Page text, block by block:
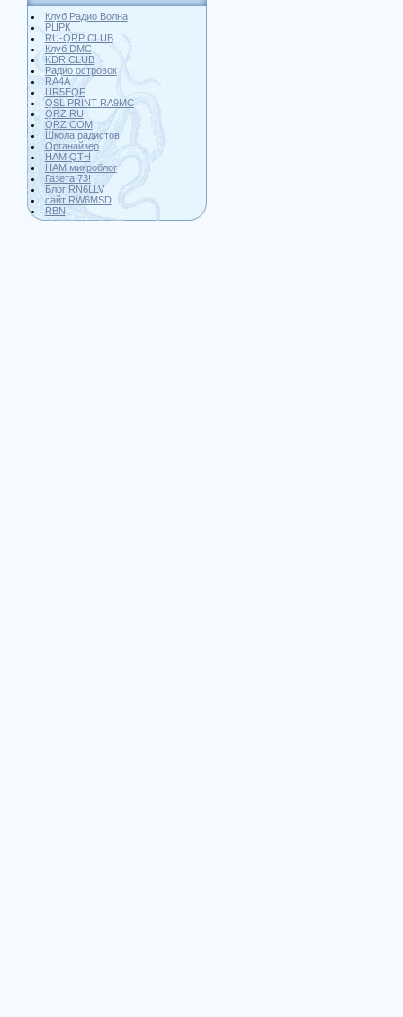
Клуб Радио Волна
РЦРК
RU-QRP CLUB
Клуб DMC
KDR CLUB
Радио островок
RA4A
UR5EQF
QSL PRINT RA9MC
QRZ RU
QRZ COM
Школа радистов
Органайзер
HAM QTH
HAM микроблог
Газета 73!
Блог RN6LLV
сайт RW6MSD
RBN